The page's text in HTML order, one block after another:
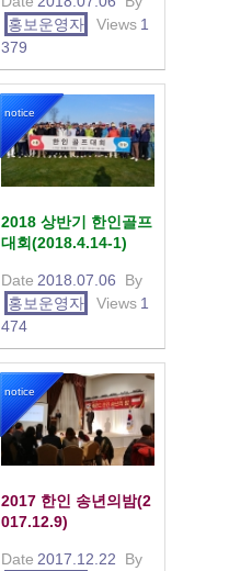
홍보운영자
Views 1
379
notice
2018 상반기 한인골프
대회(2018.4.14-1)
Date 2018.07.06
By
홍보운영자
Views 1
474
notice
2017 한인 송년의밤(2
017.12.9)
Date 2017.12.22
By